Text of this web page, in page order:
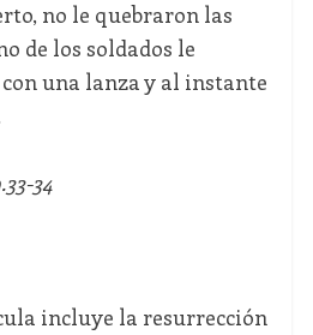
no le quebraron las
de los soldados le
una lanza y al instante
34
incluye la resurrección